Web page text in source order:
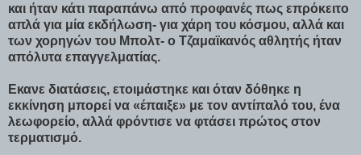
και ήταν κάτι παραπάνω από προφανές πως επρόκειτο
απλά για μία εκδήλωση- για χάρη του κόσμου, αλλά και
των χορηγών του Μπολτ- ο Τζαμαϊκανός αθλητής ήταν
απόλυτα επαγγελματίας.
Εκανε διατάσεις, ετοιμάστηκε και όταν δόθηκε η
εκκίνηση μπορεί να «έπαιξε» με τον αντίπαλό του, ένα
λεωφορείο, αλλά φρόντισε να φτάσει πρώτος στον
τερματισμό.